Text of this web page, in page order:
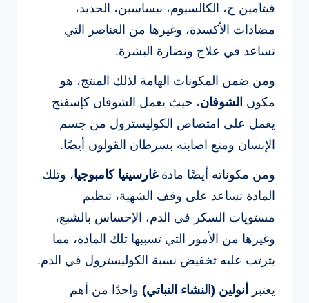
فيتامين ج، الكالسيوم، بيساسين، الحديد،
مضادات الأكسدة، وغيرها من العناصر التي
تساعد في علاج ونضارة البشرة.
ومن ضمن المكونات الهامة لذلك المنتج، هو
مكون الشوفان، حيث يعمل الشوفان كإسفنج
يعمل على امتصاص الكوليسترول من جسم
الإنسان ومنع اصابته بسرطان القولون أيضًا.
ومن مكوناته أيضًا مادةغارسينيا كامبوجيا، وتلك
المادة تساعد على وقف الشهية، تنظيم
مستويات السكر في الدم، الإحساس بالشبع،
وغيرها من الأمور التي تسببها تلك المادة، مما
يترتب عليه تخفيض نسبة الكوليسترول في الدم.
يعتبر أنولين (النشاء النباتي) واحدًا من أهم